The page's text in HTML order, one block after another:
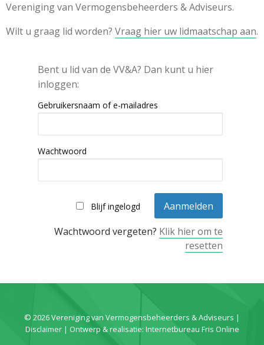
Vereniging van Vermogensbeheerders & Adviseurs.
Wilt u graag lid worden? Vraag hier uw lidmaatschap aan.
Bent u lid van de VV&A? Dan kunt u hier
inloggen:
Gebruikersnaam of e-mailadres
Wachtwoord
Blijf ingelogd
Wachtwoord vergeten? Klik hier om te
resetten
© 2026 Vereniging van Vermogensbeheerders & Adviseurs |
Disclaimer| Ontwerp & realisatie: Internetbureau Fris Online